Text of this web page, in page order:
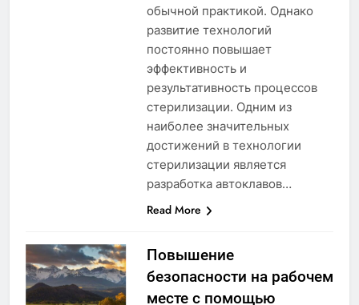
обычной практикой. Однако
развитие технологий
постоянно повышает
эффективность и
результативность процессов
стерилизации. Одним из
наиболее значительных
достижений в технологии
стерилизации является
разработка автоклавов…
Read More
Повышение
безопасности на рабочем
месте с помощью